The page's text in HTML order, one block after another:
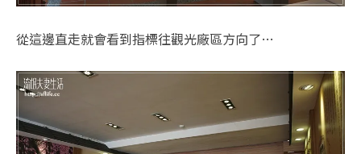
從這邊直走就會看到指標往觀光廠區方向了…